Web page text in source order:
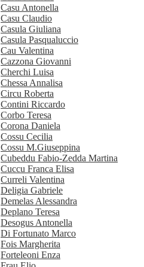
Casu Antonella
Casu Claudio
Casula Giuliana
Casula Pasqualuccio
Cau Valentina
Cazzona Giovanni
Cherchi Luisa
Chessa Annalisa
Circu Roberta
Contini Riccardo
Corbo Teresa
Corona Daniela
Cossu Cecilia
Cossu M.Giuseppina
Cubeddu Fabio-Zedda Martina
Cuccu Franca Elisa
Curreli Valentina
Deligia Gabriele
Demelas Alessandra
Deplano Teresa
Desogus Antonella
Di Fortunato Marco
Fois Margherita
Forteleoni Enza